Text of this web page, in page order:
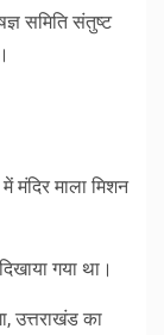
समिति संतुष्ट
मंदिर माला मिशन
गया था।
उत्तराखंड का